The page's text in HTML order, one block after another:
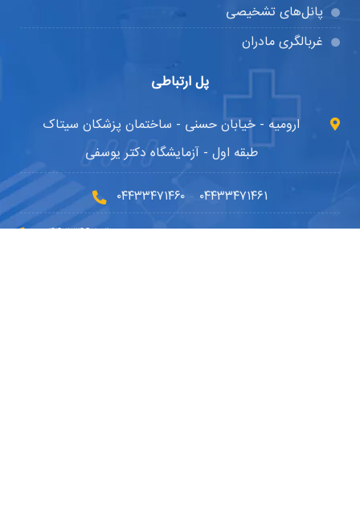
پانل‌های تشخیصی
غربالگری مادران
پل ارتباطی
ارومیه - خیابان حسنی - ساختمان پزشکان سیتاک
طبقه اول - آزمایشگاه دکتر یوسفی
۰۴۴۳۳۴۷۱۴۶۰ - ۰۴۴۳۳۴۷۱۴۶۱
۰۴۴۳۳۴۶۲۰۳۰